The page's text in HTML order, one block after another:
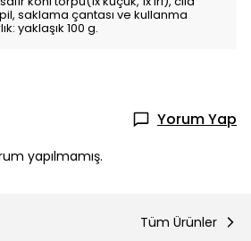
pil, saklama çantası ve kullanma
yaklaşık 100 g.
Yorum Yap
yapılmamış.
Tüm Ürünler